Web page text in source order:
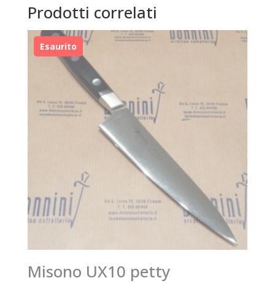
Prodotti correlati
Misono UX10 petty